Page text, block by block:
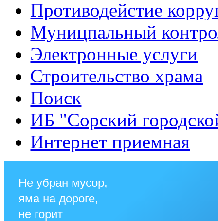
Противодейстие
Муницпальный
Электронные услуги
Строительство храма
Поиск
ИБ "Сорский
Интернет приемная
Не убран мусор,
яма на дороге,
не горит